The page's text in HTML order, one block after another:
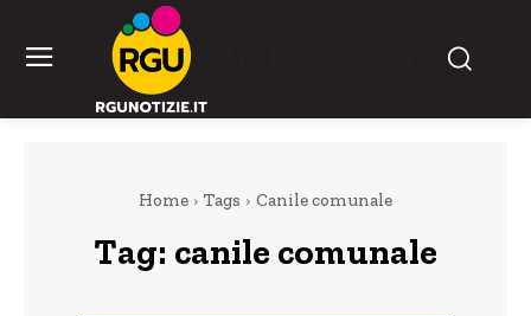
Home Tags Canile comunale
Tag: canile comunale